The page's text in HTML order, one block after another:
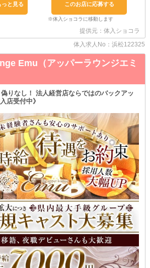
審査をスルーして、サクッとお家を決められ
から、通いづらいな…」
気に営業中です♪
のお客様が増える、いわば“稼ぎ時”！
かなか出勤できない子も
ックで高収入を狙えます♪
っと見る このお店に応募する
提供元：体入ショコラ
体入求人No：浜松122325
Emu（アッパーラウンジエミ
りなし！ 法人経営店ならではのバックアッ
店受付中》